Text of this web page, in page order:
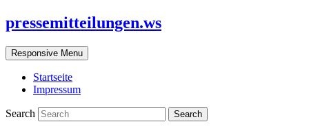
pressemitteilungen.ws
Responsive Menu
Startseite
Impressum
Search